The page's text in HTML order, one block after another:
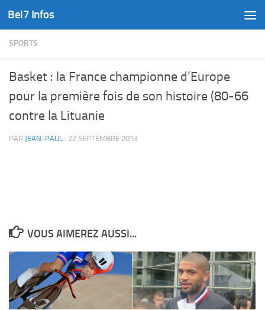
Skip to content
Bel7 Infos
SPORTS
Basket : la France championne d’Europe
pour la première fois de son histoire (80-66
contre la Lituanie
PAR JEAN-PAUL · 22 SEPTEMBRE 2013
VOUS AIMEREZ AUSSI...